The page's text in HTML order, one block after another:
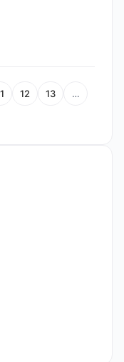
12 13 …